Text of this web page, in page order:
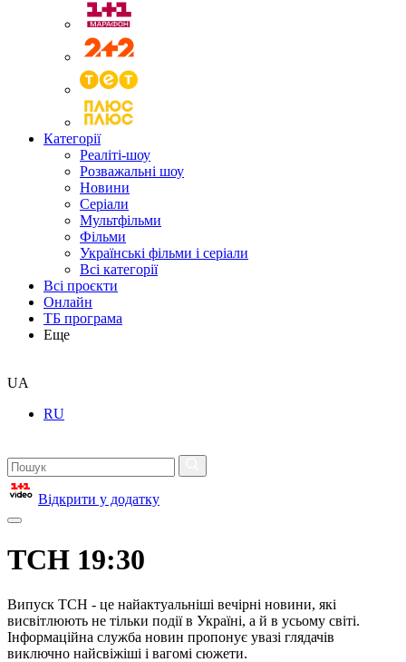
Категорії
Реаліті-шоу
Розважальні шоу
Новини
Серіали
Мультфільми
Фільми
Українські фільми і серіали
Всі категорії
Всі проєкти
Онлайн
ТБ програма
Еще
UA
RU
Відкрити у додатку
ТСН 19:30
Випуск ТСН - це найактуальніші вечірні новини, які
висвітлюють не тільки події в Україні, а й в усьому світі.
Інформаційна служба новин пропонує увазі глядачів
виключно найсвіжіші і вагомі сюжети.